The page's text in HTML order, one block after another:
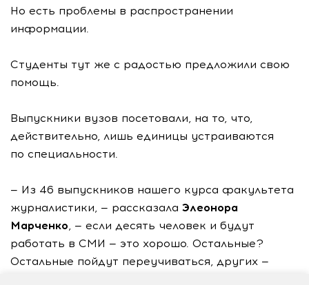
Но есть проблемы в распространении
информации.
Студенты тут же с радостью предложили свою
помощь.
Выпускники вузов посетовали, на то, что,
действительно, лишь единицы устраиваются
по специальности.
— Из 46 выпускников нашего курса факультета
журналистики, — рассказала Элеонора
Марченко, — если десять человек и будут
работать в СМИ — это хорошо. Остальные?
Остальные пойдут переучиваться, других —